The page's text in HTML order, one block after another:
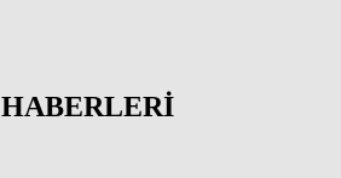
HABERLERİ